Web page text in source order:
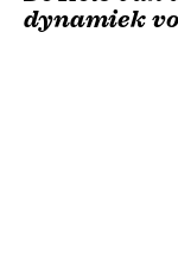
dynamiek